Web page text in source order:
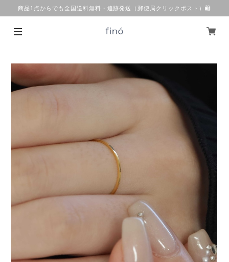
商品1点からでも全国送料無料・追跡発送（郵便局クリックポスト）🛍